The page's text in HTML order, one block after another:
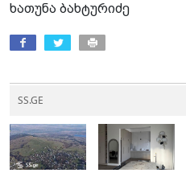
ხათუნა ბახტურიძე
SS.GE